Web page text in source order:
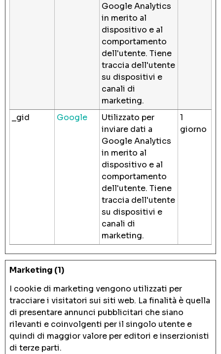
Google Analytics
in merito al
dispositivo e al
comportamento
dell'utente. Tiene
traccia dell'utente
su dispositivi e
canali di
marketing.
_gid Google
Utilizzato per
inviare dati a
Google Analytics
in merito al
dispositivo e al
comportamento
dell'utente. Tiene
traccia dell'utente
su dispositivi e
canali di
marketing.
1
giorno
Marketing (1)
I cookie di marketing vengono utilizzati per
tracciare i visitatori sui siti web. La finalità è quella
di presentare annunci pubblicitari che siano
rilevanti e coinvolgenti per il singolo utente e
quindi di maggior valore per editori e inserzionisti
di terze parti.